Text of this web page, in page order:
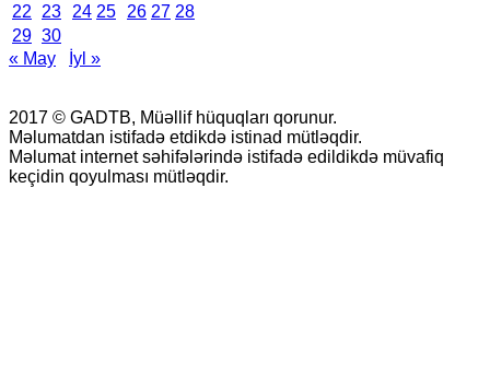
22
23 24 25 26 27 28
29 30
« May
İyl »
2017 © GADTB, Müəllif hüquqları qorunur.
Məlumatdan istifadə etdikdə istinad mütləqdir.
Məlumat internet səhifələrində istifadə edildikdə müvafiq
keçidin qoyulması mütləqdir.